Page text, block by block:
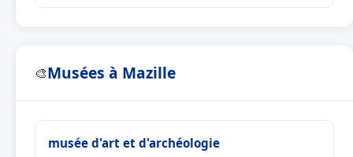
🎨Musées à Mazille
musée d'art et d'archéologie